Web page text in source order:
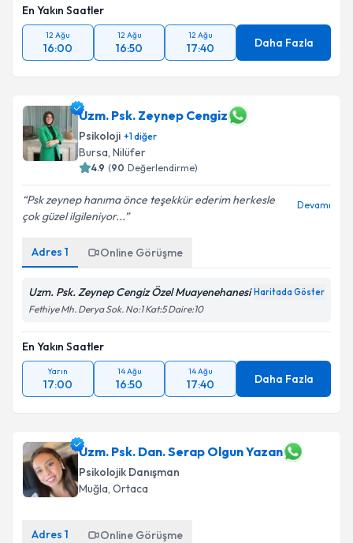
En Yakın Saatler
12 Ağu
16:00
12 Ağu
16:50
12 Ağu
17:40 Daha Fazla
Uzm. Psk. Zeynep Cengiz
Psikoloji +1diğer
Bursa, Nilüfer
4.9 (90 Değerlendirme)
Psk zeynep hanıma önce teşekkür ederim herkesle
çok güzel ilgileniyor...
Devamı
Adres 1 Online Görüşme
Uzm. Psk. Zeynep Cengiz Özel Muayenehanesi Haritada Göster
Fethiye Mh. Derya Sok. No:1 Kat:5 Daire:10
En Yakın Saatler
Yarın
17:00
14 Ağu
16:50
14 Ağu
17:40 Daha Fazla
Uzm. Psk. Dan. Serap Olgun Yazan
Psikolojik Danışman
Muğla, Ortaca
Adres 1 Online Görüşme